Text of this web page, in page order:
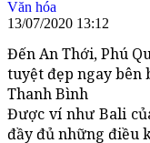
Văn hóa
13/07/2020 13:12
Đến An Thới, Phú
tuyệt đẹp ngay bên
Thanh Bình
Được ví như Bali
đầy đủ những điều